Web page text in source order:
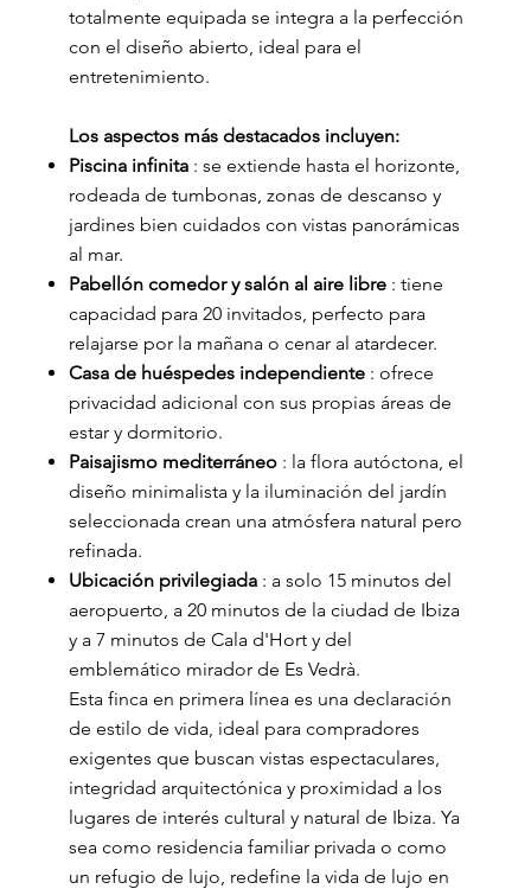
totalmente equipada se integra a la perfección
con el diseño abierto, ideal para el
entretenimiento.
Los aspectos más destacados incluyen:
Piscina infinita: se extiende hasta el horizonte,
rodeada de tumbonas, zonas de descanso y
jardines bien cuidados con vistas panorámicas
al mar.
Pabellón comedor y salón al aire libre: tiene
capacidad para 20 invitados, perfecto para
relajarse por la mañana o cenar al atardecer.
Casa de huéspedes independiente: ofrece
privacidad adicional con sus propias áreas de
estar y dormitorio.
Paisajismo mediterráneo: la flora autóctona, el
diseño minimalista y la iluminación del jardín
seleccionada crean una atmósfera natural pero
refinada.
Ubicación privilegiada: a solo 15 minutos del
aeropuerto, a 20 minutos de la ciudad de Ibiza
y a 7 minutos de Cala d'Hort y del
emblemático mirador de Es Vedrà.
Esta finca en primera línea es una declaración
de estilo de vida, ideal para compradores
exigentes que buscan vistas espectaculares,
integridad arquitectónica y proximidad a los
lugares de interés cultural y natural de Ibiza. Ya
sea como residencia familiar privada o como
un refugio de lujo, redefine la vida de lujo en